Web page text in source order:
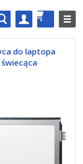
do laptopa
świecąca